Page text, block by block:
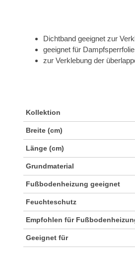
Dichtband geeignet zur
geeignet für
zur Verklebung der
Kollektion
Breite (cm)
Länge (cm)
Grundmaterial
Fußbodenheizung geeignet
Feuchteschutz
Empfohlen für
Geeignet für